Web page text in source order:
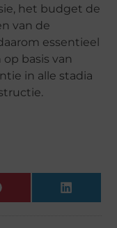
het budget de
van de
essentieel
basis van
in alle stadia
Pinterest LinkedIn